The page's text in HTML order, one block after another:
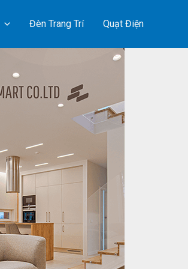
Đèn Trang Trí Quạt Điện